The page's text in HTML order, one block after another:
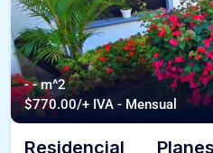
- - m^2
$770.00/+ IVA - Mensual
Residencial